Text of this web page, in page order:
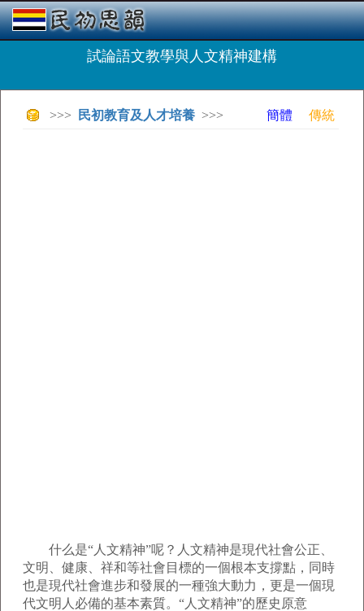
試論語文教學與人文精神建構
>>> 民初教育及人才培養 >>> 簡體 傳統
什么是“人文精神”呢？人文精神是現代社會公正、
文明、健康、祥和等社會目標的一個根本支撐點，同時
也是現代社會進步和發展的一種強大動力，更是一個現
代文明人必備的基本素質。“人文精神”的歷史原意